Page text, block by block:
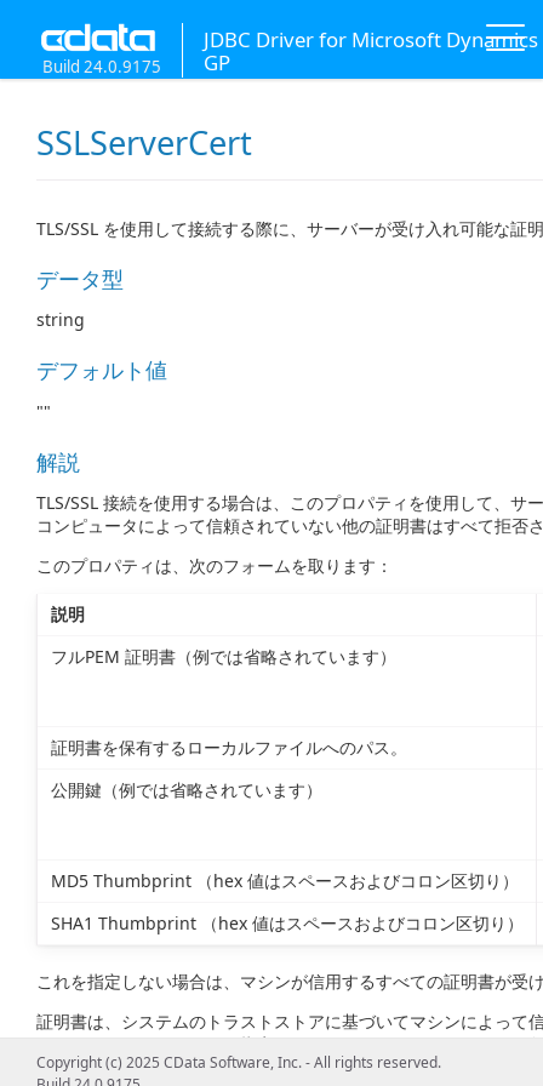
JDBC Driver for Microsoft Dynamics
GP
Build 24.0.9175
SSLServerCert
TLS/SSL を使用して接続する際に、サーバーが受け入れ可能な証
データ型
string
デフォルト値
""
解説
TLS/SSL 接続を使用する場合は、このプロパティを使用して、サ
コンピュータによって信頼されていない他の証明書はすべて拒否
このプロパティは、次のフォームを取ります：
説明
フルPEM 証明書（例では省略されています）
証明書を保有するローカルファイルへのパス。
公開鍵（例では省略されています）
MD5 Thumbprint （hex 値はスペースおよびコロン区切り）
SHA1 Thumbprint （hex 値はスペースおよびコロン区切り）
これを指定しない場合は、マシンが信用するすべての証明書が受
証明書は、システムのトラストストアに基づいてマシンによって
ストストアは、システムに指定された'javax.net.ssl.trustStore'
場合は、Java のデフォルトのトラストストア（例えば、
Copyright (c) 2025 CData Software, Inc. - All rights reserved.